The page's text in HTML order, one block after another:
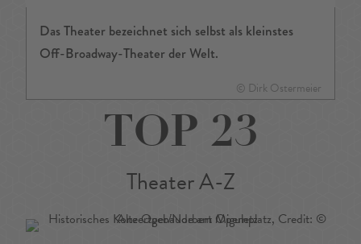
Das Theater bezeichnet sich selbst als kleinstes
Off-Broadway-Theater der Welt.
© Dirk Ostermeier
TOP 23
Theater A-Z